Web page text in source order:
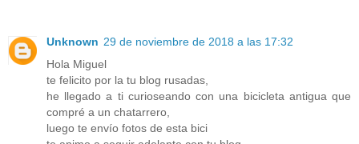
Unknown 29 de noviembre de 2018 a las 17:32
Hola Miguel
te felicito por la tu blog rusadas,
he llegado a ti curioseando con una bicicleta antigua que
compré a un chatarrero,
luego te envío fotos de esta bici